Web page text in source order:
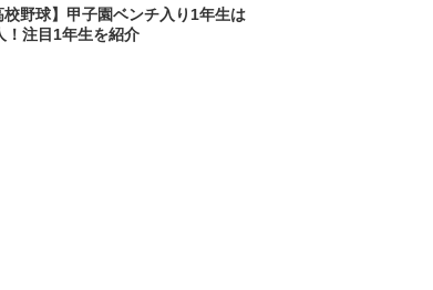
校野球】甲子園ベンチ入り1年生は
！注目1年生を紹介